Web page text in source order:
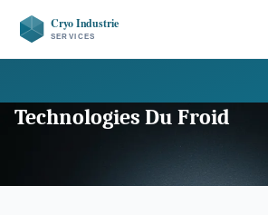
Technologies Du Froid